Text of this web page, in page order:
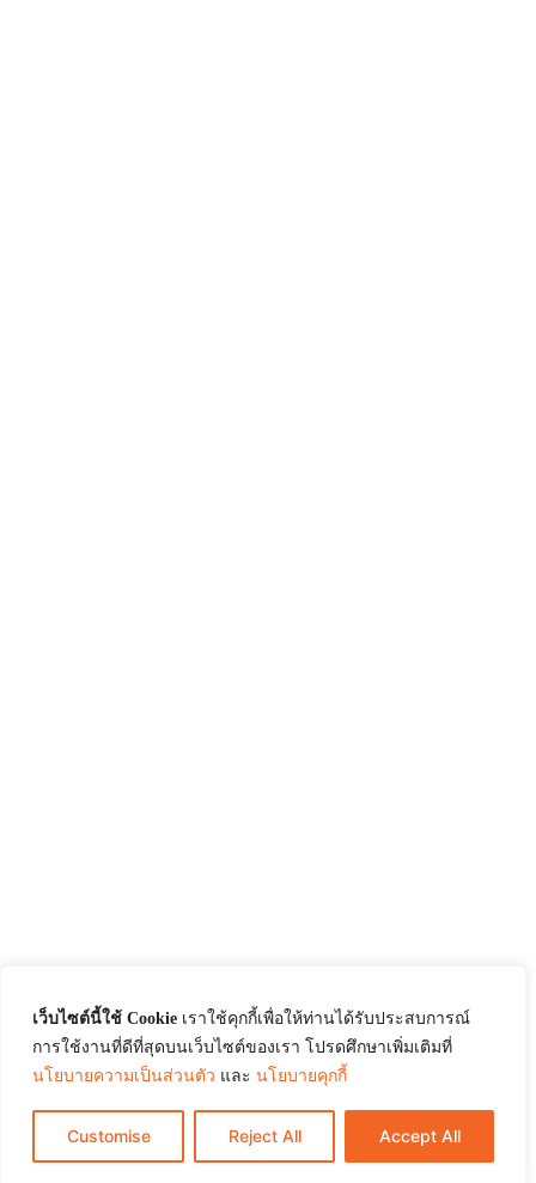
เว็บไซต์นี้ใช้ Cookie เราใช้คุกกี้เพื่อให้ท่านได้รับประสบการณ์
การใช้งานที่ดีที่สุดบนเว็บไซต์ของเรา โปรดศึกษาเพิ่มเติมที่
นโยบายความเป็นส่วนตัว และ นโยบายคุกกี้
Customise Reject All Accept All